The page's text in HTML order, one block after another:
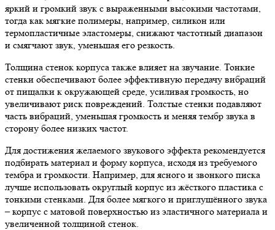
яркий и громкий звук с выраженными высокими частотами,
тогда как мягкие полимеры, например, силикон или
термопластичные эластомеры, снижают частотный диапазон
и смягчают звук, уменьшая его резкость.
Толщина стенок корпуса также влияет на звучание. Тонкие
стенки обеспечивают более эффективную передачу вибраций
от пищалки к окружающей среде, усиливая громкость, но
увеличивают риск повреждений. Толстые стенки подавляют
часть вибраций, уменьшая громкость и меняя тембр звука в
сторону более низких частот.
Для достижения желаемого звукового эффекта рекомендуется
подбирать материал и форму корпуса, исходя из требуемого
тембра и громкости. Например, для ясного и звонкого писка
лучше использовать округлый корпус из жёсткого пластика с
тонкими стенками. Для более мягкого и приглушённого звука
– корпус с матовой поверхностью из эластичного материала и
увеличенной толщиной стенок.